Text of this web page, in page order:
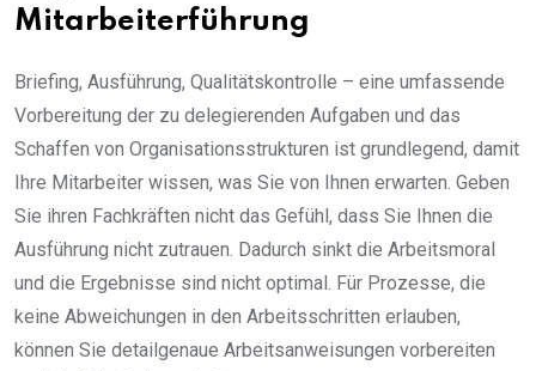
Mitarbeiterführung
Briefing, Ausführung, Qualitätskontrolle – eine umfassende
Vorbereitung der zu delegierenden Aufgaben und das
Schaffen von Organisationsstrukturen ist grundlegend, damit
Ihre Mitarbeiter wissen, was Sie von Ihnen erwarten. Geben
Sie ihren Fachkräften nicht das Gefühl, dass Sie Ihnen die
Ausführung nicht zutrauen. Dadurch sinkt die Arbeitsmoral
und die Ergebnisse sind nicht optimal. Für Prozesse, die
keine Abweichungen in den Arbeitsschritten erlauben,
können Sie detailgenaue Arbeitsanweisungen vorbereiten